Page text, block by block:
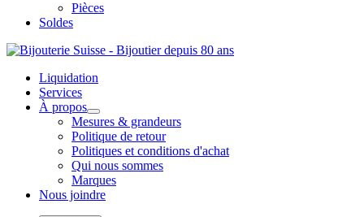
Pièces
Soldes
Liquidation
Services
À propos
Mesures & grandeurs
Politique de retour
Politiques et conditions d'achat
Qui nous sommes
Marques
Nous joindre